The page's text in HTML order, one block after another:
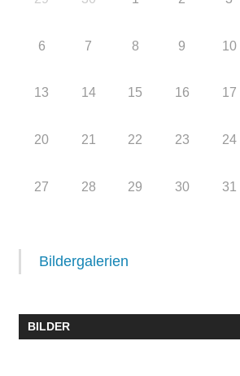
6 7 8 9 10
13 14 15 16 17
20 21 22 23 24
27 28 29 30 31
Bildergalerien
BILDER